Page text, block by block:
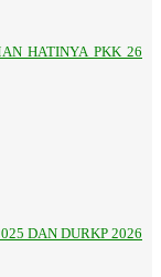
HATINYA PKK 26
DAN DURKP 2026